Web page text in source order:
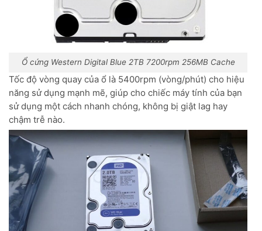
Ổ cứng Western Digital Blue 2TB 7200rpm 256MB Cache
Tốc độ vòng quay của ổ là 5400rpm (vòng/phút) cho hiệu
năng sử dụng mạnh mẽ, giúp cho chiếc máy tính của bạn
sử dụng một cách nhanh chóng, không bị giật lag hay
chậm trễ nào.